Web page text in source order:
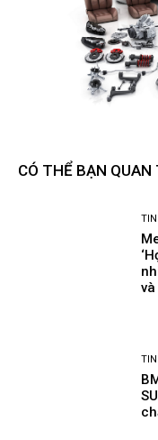
CÓ THỂ BẠN QUAN